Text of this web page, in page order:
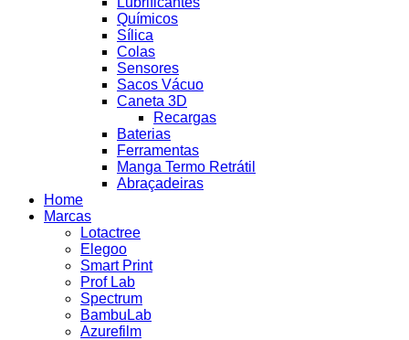
Químicos
Sílica
Colas
Sensores
Sacos Vácuo
Caneta 3D
Recargas
Baterias
Ferramentas
Manga Termo Retrátil
Abraçadeiras
Home
Marcas
Lotactree
Elegoo
Smart Print
Prof Lab
Spectrum
BambuLab
Azurefilm